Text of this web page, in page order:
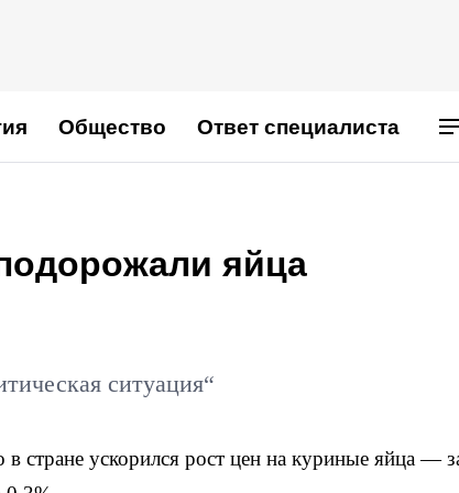
Общество Ответ специалиста
яйца
ситуация“
в стране ускорился рост цен на куриные яйца —